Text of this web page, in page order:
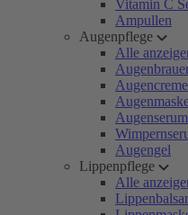
Vitamin C
Ampullen
Augenpflege
Alle
Augencreme
Augenserum
Augengel
Lippenpflege
Alle